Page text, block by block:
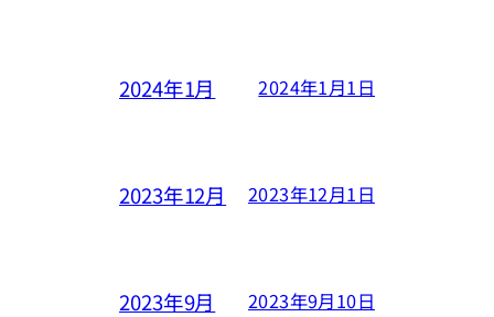
2024年1月 2024年1月1日
2023年12月 2023年12月1日
2023年9月 2023年9月10日